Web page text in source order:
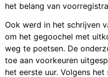
het belang van
Ook werd in het schrijven
om het gegoochel met
weg te poetsen. De
toe aan voorkeuren
het eerste uur. Volgens